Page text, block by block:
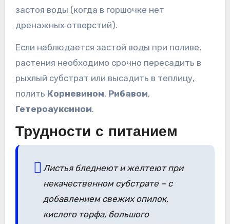
застоя воды (когда в горшочке нет
дренажных отверстий).
Если наблюдается застой воды при поливе,
растения необходимо срочно пересадить в
рыхлый субстрат или высадить в теплицу,
полить Корневином, Рибавом,
Гетероауксином.
Трудности с питанием
Листья бледнеют и желтеют при
некачественном субстрате – с
добавлением свежих опилок,
кислого торфа, большого